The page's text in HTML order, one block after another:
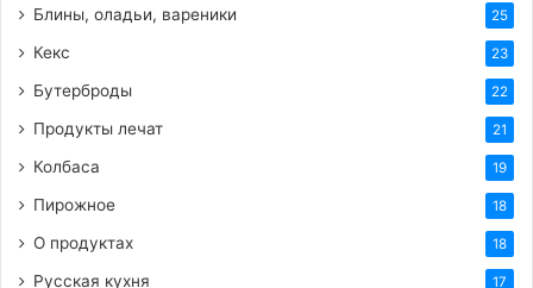
Блины, оладьи, вареники 25
Кекс 23
Бутерброды 22
Продукты лечат 21
Колбаса 19
Пирожное 18
О продуктах 18
Русская кухня 17